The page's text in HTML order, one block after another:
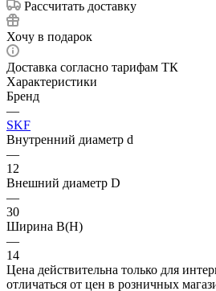
Рассчитать доставку
Хочу в подарок
Доставка согласно тарифам ТК
Характеристики
Бренд
—
SKF
Внутренний диаметр d
—
12
Внешний диаметр D
—
30
Ширина B(H)
—
14
Цена действительна только для
отличаться от цен в розничных